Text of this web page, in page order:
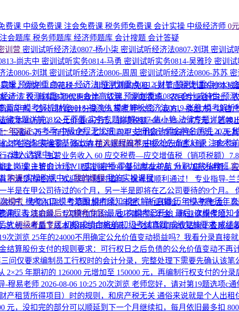
费课 中级免费课 注会免费课 税务师免费课 会计实操 中级经济师 0
注会题库 税务师题库 经济师题库 会计搜题 会计答疑
训营 密训试听经济法0807-杨小柒 密训试听经济法0807-刘琪 密训试
尚志中 密训试听实务0814-马勇 密训试听实务0814-吴雅玲 密训
法0806-刘琪 密训试听经济法0806-周周 密训试听经济法0806-苏苏
媛预测划重点0811-经济法预测划重点0812-财管预测划重点0813-
济法预测划重点0828-会计高红瑞预测划重点0828-会计戚纯生预测
晋华模考解析财管0818-祖鸿伟 模考解析经济法0819-张稳模考解析
律专题详解0812-王菲菲实务专题详解0817-焦小艳法律专题详解
年双证26考季·中级全程无忧班2027·注册会计师金牌名师班2026·
上岗学练实操零基础出纳精选课程推荐中级抢先备考好课 注会考
→进入选课中心
上岗班主管会计班VIP实训直播零基础就业护航升职加薪私教班
购课实操购课中心我的课程我的实操课程
模考 模考入口模考范围模考须知模考解析直播历年模考卷历年
课程表注会最后1次模考专区最后1次模考已开始 最后1次模考须知
总初级考后专区初级成绩合格单初级考试真题成绩复核要求成绩
同学，你好！ 印花税：A：非正式用的免征（对于应税凭证的抄本
对“三农”具有多项优惠政策（农民、家庭农场、农民专业合作社
请问甲、乙公司的会计分录怎么写呢 甲公司（我方，换出方）以自
成本40万元，公允价值60万元，销项税额=60×13%=7.8万元 2. 乙
：设备65万 ＞ 存货60万，乙公司向甲支付银行存款补价5万元 4. 无
不包含税费差额，所以存在入账时间不是按公允价值入账： 甲公
存款 5 贷：主营业务收入 60 应交税费—应交增值税（销项税额）
理 70 累计折旧 20 贷：固定资产 90 借：库存商品 70.65 应交税
不清楚的地方，欢迎同学随时追问~ 祝考试顺利通过！
专业指导-兰
半是在甲公司待过的6个月，另一半是即将在乙公司要待的9个月。
6万、专项扣除、专项附加扣除、年金、商业保险、个人养老金、
用、专项扣除、专项附加扣除，也不能扣除年金、商业健康保险
式统一考量了成本费用与扣除因素，上述扣除项目仅适用于查账
次浏览 25年的24000不用确定公允价值变动损益吗？我看分录直接
结算股份支付的规则要求：可行权日之后负债的公允价值变动不
问仅要求编制员工行权时的会计分录，完整处理下需要先确认
2×25 年期初的 126000 元增加至 150000 元，再编制行权支付的
-穆易老师 2026-08-06 10:25 20次浏览 老师您好，请对第19题选项c
产租赁所得项目）时的规则，和房产税无关 通俗来说就是个人出
元，没扣完的部分可以顺延到下一个月继续扣，每月依旧最多扣